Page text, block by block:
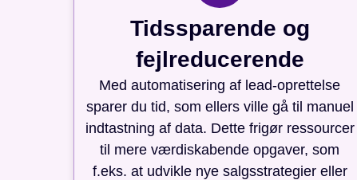
Tidssparende og
fejlreducerende
Med automatisering af lead-oprettelse
sparer du tid, som ellers ville gå til manuel
indtastning af data. Dette frigør ressourcer
til mere værdiskabende opgaver, som
f.eks. at udvikle nye salgsstrategier eller